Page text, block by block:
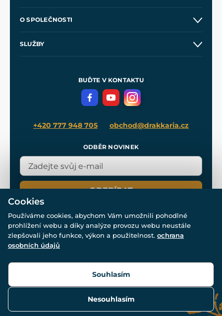
Velkoobchod
O SPOLEČNOSTI
SLUŽBY
Meče pro Kingdom Come
BUĎTE V KONTAKTU
+420 777 948 705 obchod@drakkaria.cz
ODBĚR NOVINEK
ODEBÍRAT
© Všechna práva vyhrazena. www.drakkaria.cz 2007-2026.
Cookies
Používáme cookies, abychom Vám umožnili pohodlné
prohlížení webu a díky analýze provozu webu neustále
zlepšovali jeho funkce, výkon a použitelnost. ochrana
osobních údajů
Nesouhlasím
Souhlasím